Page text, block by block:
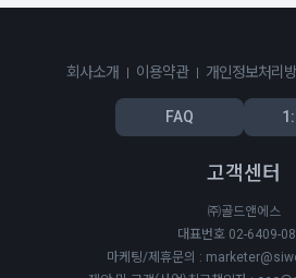
회사소개 이용약관 개인정보처리
FAQ
고객센터
㈜골드앤에스
대표번호 02-6409-
마케팅/제휴문의 :